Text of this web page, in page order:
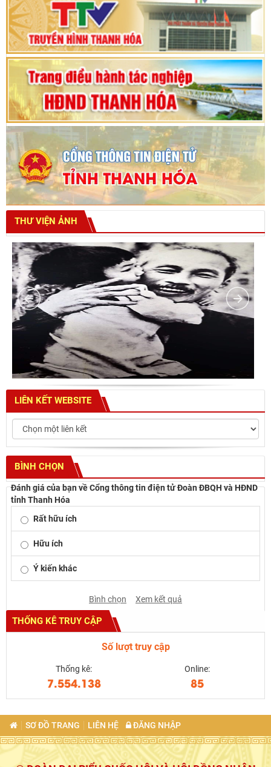
Bế mạc Kỳ họp thứ hai bốn, Hội đồng nhân dân
tỉnh khoá XVIII
THƯ VIỆN ẢNH
LIÊN KẾT WEBSITE
BÌNH CHỌN
Đánh giá của bạn về Cổng thông tin điện tử Đoàn ĐBQH và HĐND
tỉnh Thanh Hóa
Rất hữu ích
Hữu ích
Ý kiến khác
Bình chọn Xem kết quả
THỐNG KÊ TRUY CẬP
Số lượt truy cập
Thống kê:
7.554.138
Online:
85
SƠ ĐỒ TRANG LIÊN HỆ ĐĂNG NHẬP